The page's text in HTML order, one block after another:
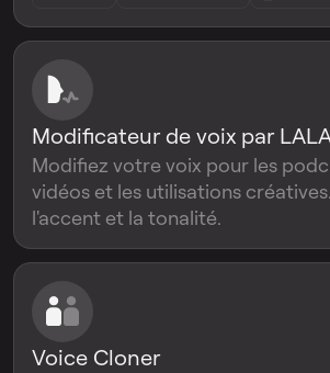
Modificateur de voix par
Modifiez votre voix pour les
vidéos et les utilisations
l'accent et la tonalité.
Voice Cloner